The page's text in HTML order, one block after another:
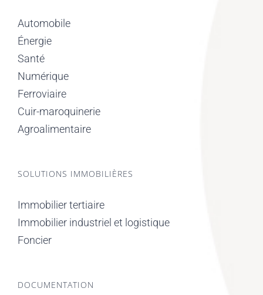
Automobile
Énergie
Santé
Numérique
Ferroviaire
Cuir-maroquinerie
Agroalimentaire
SOLUTIONS IMMOBILIÈRES
Immobilier tertiaire
Immobilier industriel et logistique
Foncier
DOCUMENTATION